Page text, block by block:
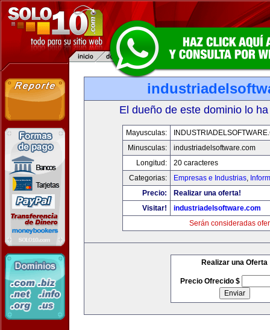
El dueño de este dominio lo
Mayusculas:
Minusculas:
industriadelsoftware.com
Longitud:
20 caracteres
Categorias:
Empresas e Industrias,
Precio:
Realizar una oferta!
Visitar!
industriadelsoftware.com
Serán consideradas
Realizar una Oferta
Precio Ofrecido $